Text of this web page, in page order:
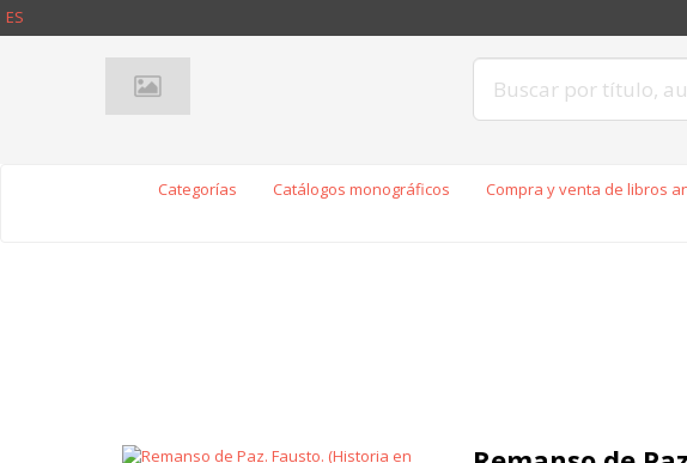
ES
Categorías Catálogos monográficos Compra y venta de libros